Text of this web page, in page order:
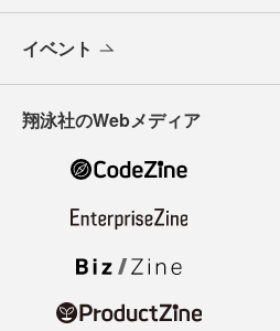
イベント
翔泳社のWebメディア